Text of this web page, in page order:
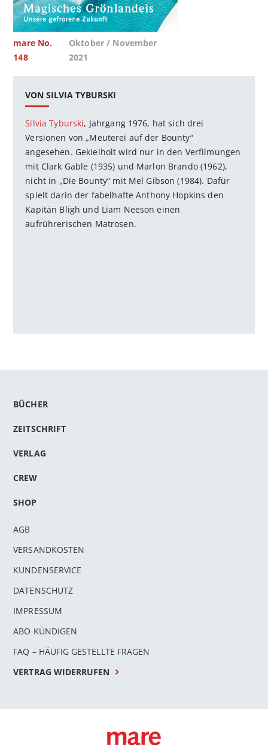
mare No.
148
Oktober / November
2021
VON SILVIA TYBURSKI
Silvia Tyburski, Jahrgang 1976, hat sich drei
Versionen von „Meuterei auf der Bounty“
angesehen. Gekielholt wird nur in den Verfilmungen
mit Clark Gable (1935) und Marlon Brando (1962),
nicht in „Die Bounty“ mit Mel Gibson (1984). Dafür
spielt darin der fabelhafte Anthony Hopkins den
Kapitän Bligh und Liam Neeson einen
aufrührerischen Matrosen.
BÜCHER
ZEITSCHRIFT
VERLAG
CREW
SHOP
AGB
VERSANDKOSTEN
KUNDENSERVICE
DATENSCHUTZ
IMPRESSUM
ABO KÜNDIGEN
FAQ – HÄUFIG GESTELLTE FRAGEN
VERTRAG WIDERRUFEN